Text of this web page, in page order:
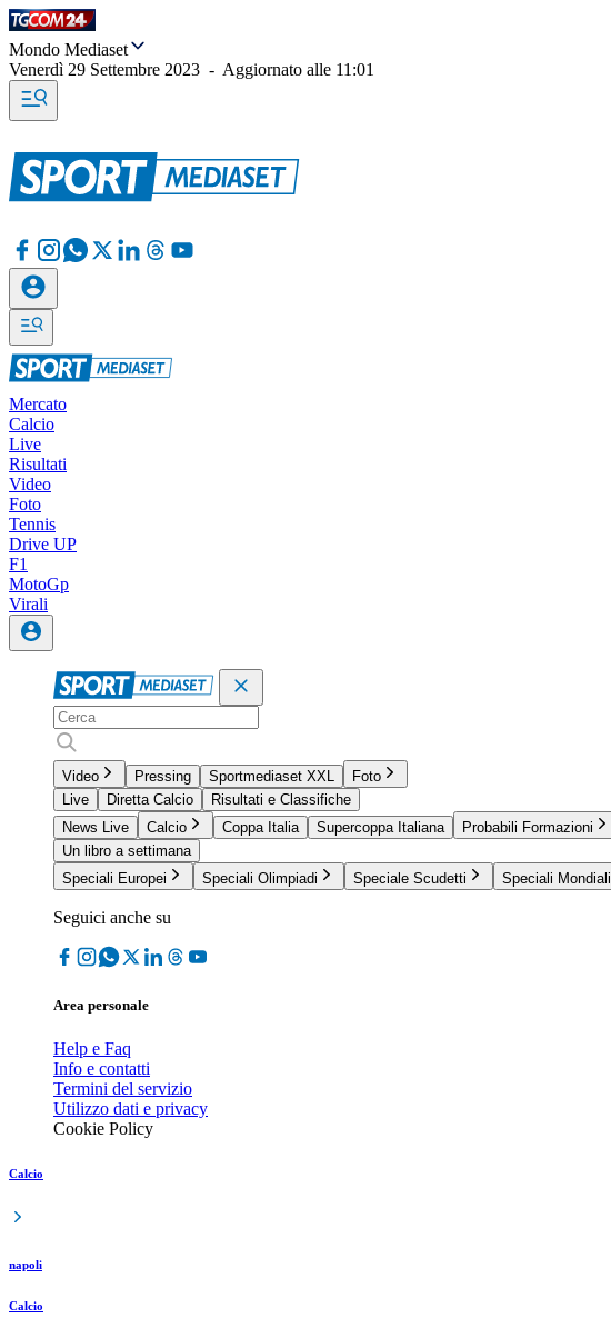
Mondo Mediaset
Venerdì 29 Settembre 2023 - Aggiornato alle 11:01
Mercato
Calcio
Live
Risultati
Video
Foto
Tennis
Drive UP
F1
MotoGp
Virali
Video Pressing Sportmediaset XXL
Foto
Live
Diretta Calcio
Risultati e Classifiche
News Live
Calcio Coppa Italia Supercoppa Italiana Probabili Formazioni
Un libro a settimana
Speciali Europei
Speciali Olimpiadi Speciale Scudetti Speciali Mondiali
Seguici anche su
Area personale
Help e Faq
Info e contatti
Termini del servizio
Utilizzo dati e privacy
Cookie Policy
Calcio
napoli
Calcio